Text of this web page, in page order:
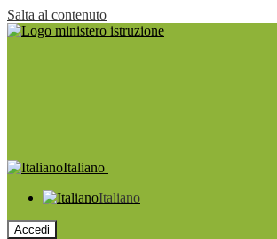
Salta al contenuto
Italiano
Italiano
Accedi